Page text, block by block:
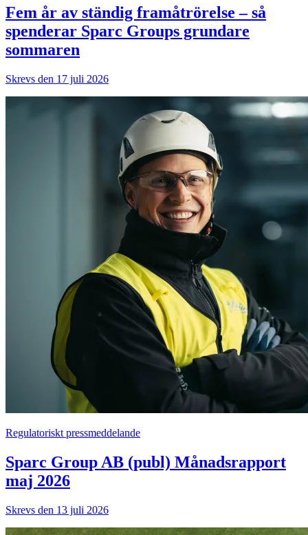
Fem år av ständig framåtrörelse – så
spenderar Sparc Groups grundare
sommaren
Skrevs den 17 juli 2026
Regulatoriskt pressmeddelande
Sparc Group AB (publ) Månadsrapport
maj 2026
Skrevs den 13 juli 2026